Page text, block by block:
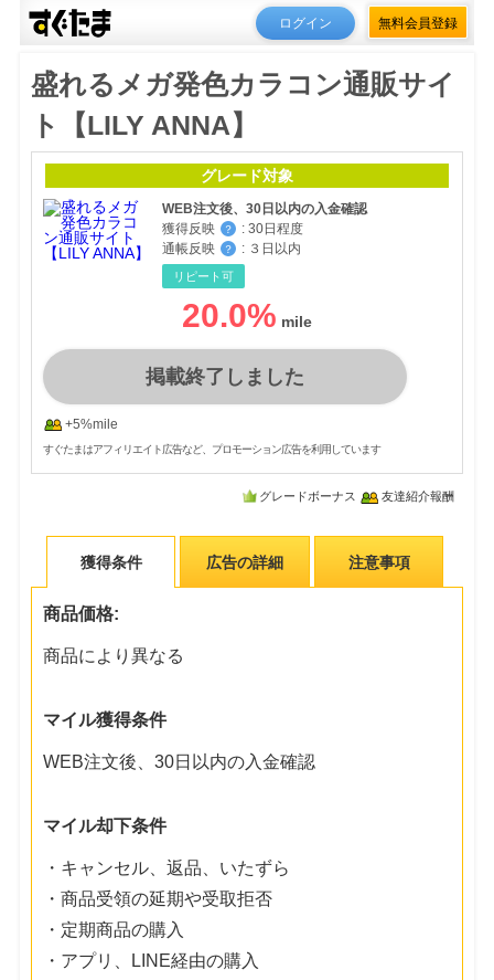
ログイン 無料会員登録
盛れるメガ発色カラコン通販サイ
ト【LILY ANNA】
グレード対象
WEB注文後、30日以内の入金確認
獲得反映
？ : 30日程度
通帳反映
？ : ３日以内
リピート可
20.0%
掲載終了しました
+5%mile
すぐたまはアフィリエイト広告など、プロモーション広告を利用しています
グレードボーナス 友達紹介報酬
獲得条件 広告の詳細 注意事項
商品価格:
商品により異なる
マイル獲得条件
WEB注文後、30日以内の入金確認
マイル却下条件
・キャンセル、返品、いたずら
・商品受領の延期や受取拒否
・定期商品の購入
・アプリ、LINE経由の購入